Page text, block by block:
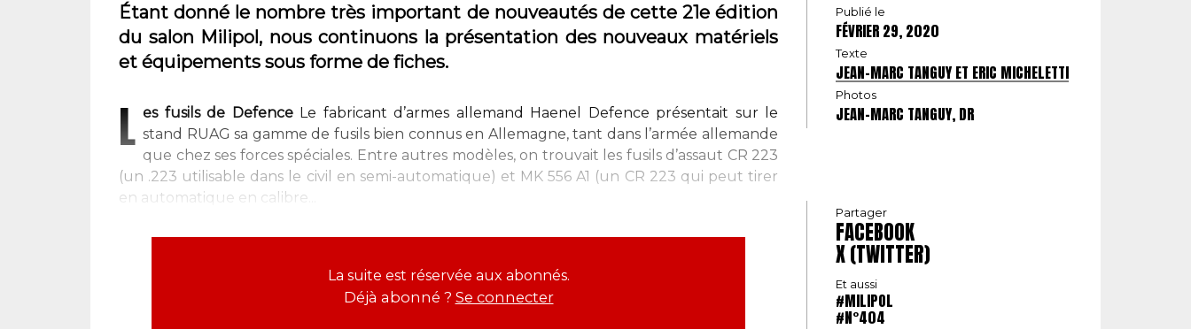
Étant donné le nombre très important de nouveautés de cette 21e édition
du salon Milipol, nous continuons la présentation des nouveaux matériels
et équipements sous forme de fiches.
L es fusils de Defence Le fabricant d’armes allemand Haenel Defence présentait sur le
stand RUAG sa gamme de fusils bien connus en Allemagne, tant dans l’armée allemande
que chez ses forces spéciales. Entre autres modèles, on trouvait les fusils d’assaut CR 223
(un .223 utilisable dans le civil en semi-automatique) et MK 556 A1 (un CR 223 qui peut tirer
en automatique en calibre...
La suite est réservée aux abonnés.
Déjà abonné ? Se connecter
Publié le
FÉVRIER 29, 2020
Texte
JEAN-MARC TANGUY ET ERIC MICHELETTI
Photos
JEAN-MARC TANGUY, DR
Partager
FACEBOOK
X (TWITTER)
Et aussi
#MILIPOL
#N°404